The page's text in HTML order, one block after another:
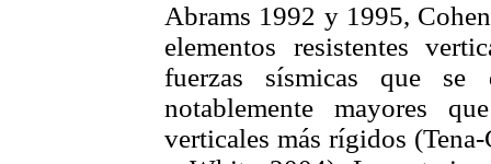
Abrams 1992 y 1995,
elementos resistentes
fuerzas sísmicas que se
notablemente mayores
verticales más rígidos